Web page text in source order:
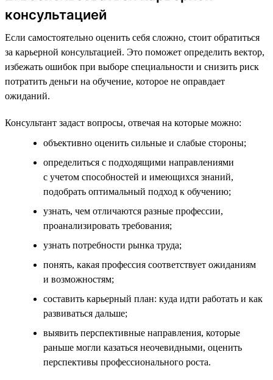
консультацией
Если самостоятельно оценить себя сложно, стоит обратиться
за карьерной консультацией. Это поможет определить вектор,
избежать ошибок при выборе специальности и снизить риск
потратить деньги на обучение, которое не оправдает
ожиданий.
Консультант задаст вопросы, отвечая на которые можно:
объективно оценить сильные и слабые стороны;
определиться с подходящими направлениями
с учетом способностей и имеющихся знаний,
подобрать оптимальный подход к обучению;
узнать, чем отличаются разные профессии,
проанализировать требования;
узнать потребности рынка труда;
понять, какая профессия соответствует ожиданиям
и возможностям;
составить карьерный план: куда идти работать и как
развиваться дальше;
выявить перспективные направления, которые
раньше могли казаться неочевидными, оценить
перспективы профессионального роста.